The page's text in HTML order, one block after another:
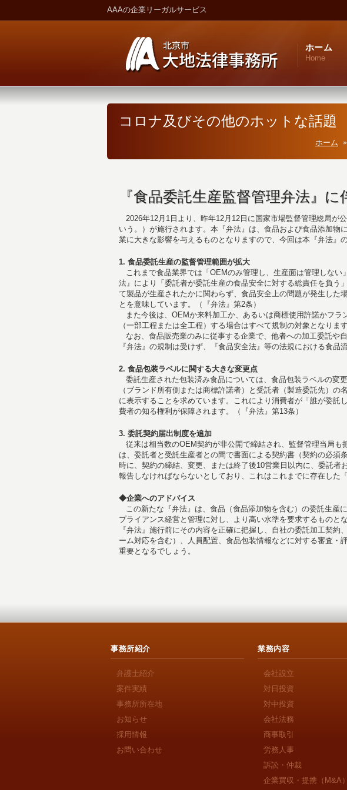
AAAの企業リーガルサービス
ホーム
Home
コロナ及びその他のホットな話題
ホーム
『食品委託生産監督管理弁法』
2026年12月1日より、昨年12月12日に国家市場監督管理総局が
いう。）が施行されます。本『弁法』は、食品および食品添加物
業に大きな影響を与えるものとなりますので、今回は本『弁法』
1. 食品委託生産の監督管理範囲が拡大
これまで食品業界では「OEMのみ管理し、生産面は管理しな
法』により「委託者が委託生産の食品安全に対する総責任を負う
て製品が生産されたかに関わらず、食品安全上の問題が発生した
とを意味しています。（『弁法』第2条）
また今後は、OEMか来料加工か、あるいは商標使用許諾かフ
（一部工程または全工程）する場合はすべて規制の対象となります
なお、食品販売業のみに従事する企業で、他者への加工委託や
『弁法』の規制は受けず、『食品安全法』等の法規における食品
2. 食品包装ラベルに関する大きな変更点
委託生産された包装済み食品については、食品包装ラベルの変
（ブランド所有側または商標許諾者）と受託者（製造委託先）
に表示することを求めています。これにより消費者が「誰が委託
費者の知る権利が保障されます。（『弁法』第13条）
3. 委託契約届出制度を追加
従来は相当数のOEM契約が非公開で締結され、監督管理当局も
は、委託者と受託生産者との間で書面による契約書（契約の必須
時に、契約の締結、変更、または終了後10営業日以内に、委託
報告しなければならないとしており、これはこれまでに存在した
◆企業へのアドバイス
この新たな『弁法』は、食品（食品添加物を含む）の委託生産
プライアンス経営と管理に対し、より高い水準を要求するものと
『弁法』施行前にその内容を正確に把握し、自社の委託加工契
ーム対応を含む）、人員配置、食品包装情報などに対する審査・
重要となるでしょう。
事務所紹介
弁護士紹介
案件実績
事務所所在地
お知らせ
採用情報
お問い合わせ
業務内容
会社設立
対日投資
対中投資
会社法務
商事取引
労務人事
訴訟・仲裁
企業買収・提携（M&A）